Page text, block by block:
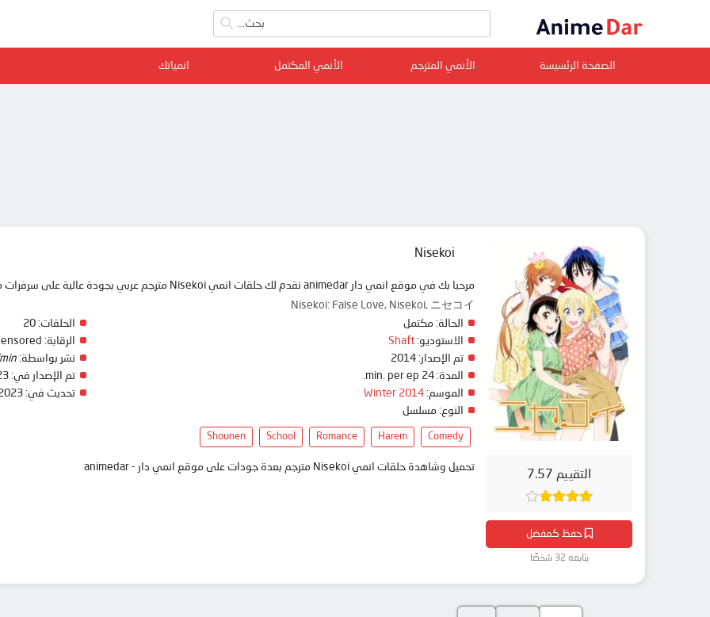
الصفحة الرئسيسة الأنمي المترجم الأنمي المكتمل انمياتك
التقييم 7.57
حفظ كمفضل
يتابعه 32 شخصًا
Nisekoi
مرحبا بك في موقع انمي دار animedar نقدم لك حلقات انمي Nisekoi مترجم عربي بجودة عالية على سرفرات متعددة, مشاهدة ممتعة
Nisekoi: False Love, Nisekoi, ニセコイ
الحالة: مكتمل
الاستوديو: Shaft
تم الإصدار:
المدة:
الموسم: Winter 2014
النوع: مسلسل
الحلقات:
الرقابة:
نشر بواسطة:
تم الإصدار في:
تحديث في:
Comedy
Harem
Romance
School
Shounen
تحميل وشاهدة حلقات انمي Nisekoi مترجم بعدة جودات على موقع انمي دار - animedar